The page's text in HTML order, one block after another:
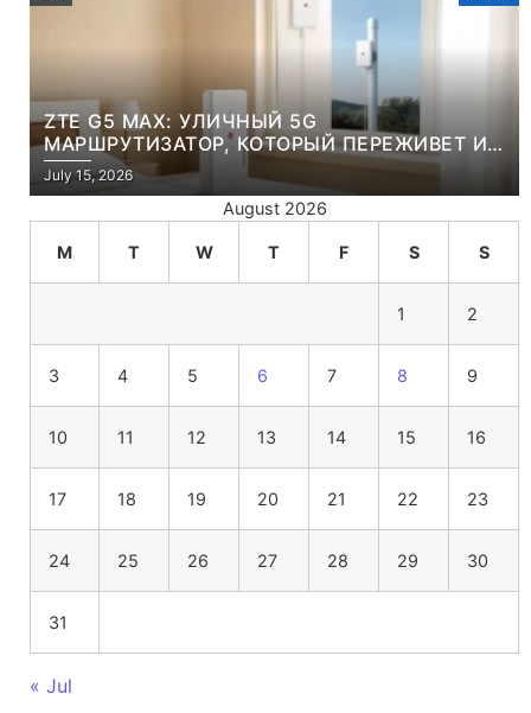
ZTE G5 MAX: УЛИЧНЫЙ 5G
МАРШРУТИЗАТОР, КОТОРЫЙ ПЕРЕЖИВЕТ И
ЛЮТУЮ ЗИМУ, И ЖАРКОЕ ЛЕТО
July 15, 2026
August 2026
M T W T F S S
1 2
3 4 5 6 7 8 9
10 11 12 13 14 15 16
17 18 19 20 21 22 23
24 25 26 27 28 29 30
31
« Jul